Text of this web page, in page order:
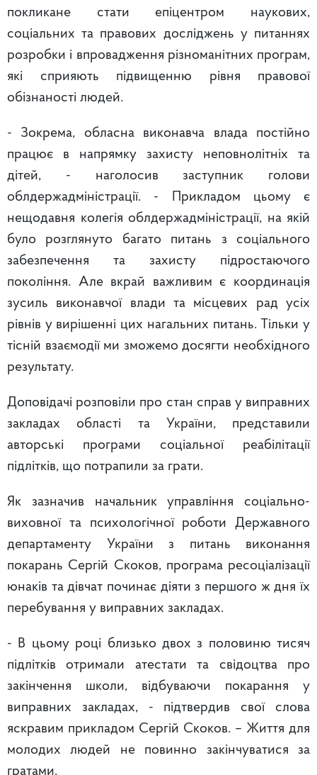
покликане стати епіцентром наукових,
соціальних та правових досліджень у питаннях
розробки і впровадження різноманітних програм,
які сприяють підвищенню рівня правової
обізнаності людей.
- Зокрема, обласна виконавча влада постійно
працює в напрямку захисту неповнолітніх та
дітей, - наголосив заступник голови
облдержадміністрації. - Прикладом цьому є
нещодавня колегія облдержадміністрації, на якій
було розглянуто багато питань з соціального
забезпечення та захисту підростаючого
покоління. Але вкрай важливим є координація
зусиль виконавчої влади та місцевих рад усіх
рівнів у вирішенні цих нагальних питань. Тільки у
тісній взаємодії ми зможемо досягти необхідного
результату.
Доповідачі розповіли про стан справ у виправних
закладах області та України, представили
авторські програми соціальної реабілітації
підлітків, що потрапили за грати.
Як зазначив начальник управління соціально-
виховної та психологічної роботи Державного
департаменту України з питань виконання
покарань Сергій Скоков, програма ресоціалізації
юнаків та дівчат починає діяти з першого ж дня їх
перебування у виправних закладах.
- В цьому році близько двох з половиню тисяч
підлітків отримали атестати та свідоцтва про
закінчення школи, відбуваючи покарання у
виправних закладах, - підтвердив свої слова
яскравим прикладом Сергій Скоков. – Життя для
молодих людей не повинно закінчуватися за
гратами.